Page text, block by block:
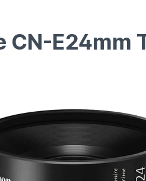
CN-E24mm